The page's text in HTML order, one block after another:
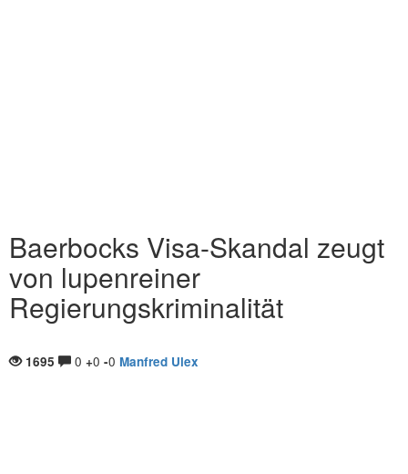
Baerbocks Visa-Skandal zeugt
von lupenreiner
Regierungskriminalität
1695 0 +0 -0 Manfred Ulex